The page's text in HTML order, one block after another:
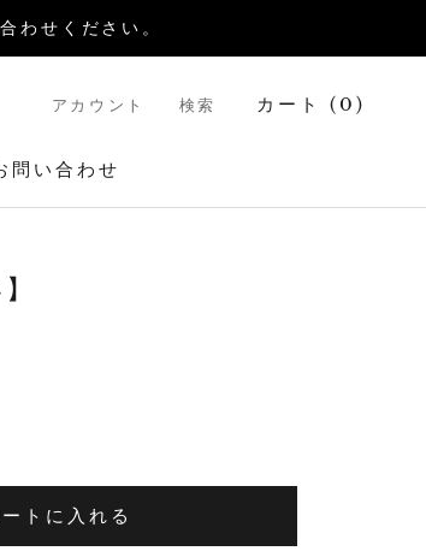
せください。
問い合わせ
アカウント 検索 カート ( 0 )
トに入れる